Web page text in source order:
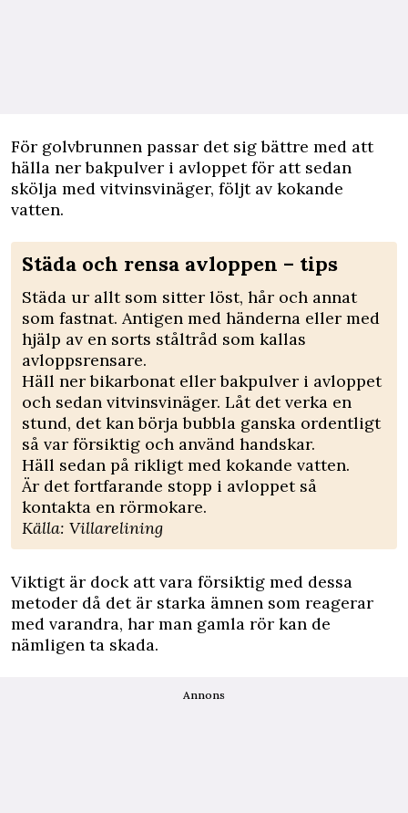
För golvbrunnen passar det sig bättre med att
hälla ner bakpulver i avloppet för att sedan
skölja med vitvinsvinäger, följt av kokande
vatten.
Städa och rensa avloppen – tips
Städa ur allt som sitter löst, hår och annat
som fastnat. Antigen med händerna eller med
hjälp av en sorts ståltråd som kallas
avloppsrensare.
Häll ner bikarbonat eller bakpulver i avloppet
och sedan vitvinsvinäger. Låt det verka en
stund, det kan börja bubbla ganska ordentligt
så var försiktig och använd handskar.
Häll sedan på rikligt med kokande vatten.
Är det fortfarande stopp i avloppet så
kontakta en rörmokare.
Källa: Villarelining
Viktigt är dock att vara försiktig med dessa
metoder då det är starka ämnen som reagerar
med varandra, har man gamla rör kan de
nämligen ta skada.
Annons